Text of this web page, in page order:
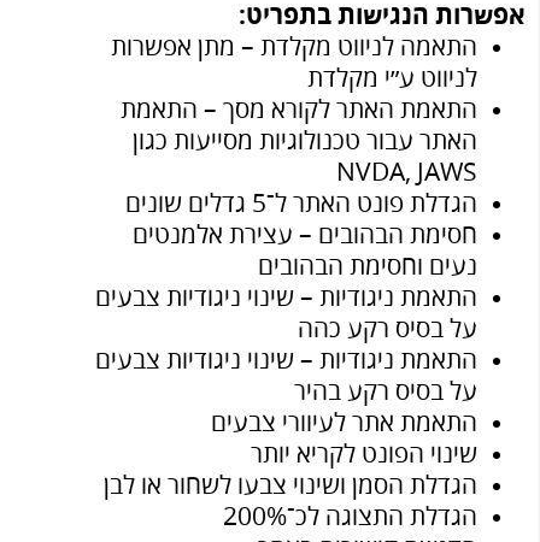
אפשרות הנגישות בתפריט:
התאמה לניווט מקלדת – מתן אפשרות
לניווט ע״י מקלדת
התאמת האתר לקורא מסך – התאמת
האתר עבור טכנולוגיות מסייעות כגון
NVDA, JAWS
הגדלת פונט האתר ל־5 גדלים שונים
חסימת הבהובים – עצירת אלמנטים
נעים וחסימת הבהובים
התאמת ניגודיות – שינוי ניגודיות צבעים
על בסיס רקע כהה
התאמת ניגודיות – שינוי ניגודיות צבעים
על בסיס רקע בהיר
התאמת אתר לעיוורי צבעים
שינוי הפונט לקריא יותר
הגדלת הסמן ושינוי צבעו לשחור או לבן
הגדלת התצוגה לכ־200%